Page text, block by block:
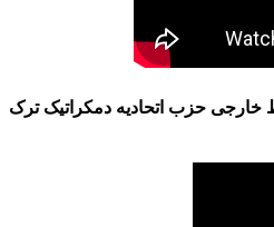
خارجی حزب اتحادیه دمکراتیک ترک